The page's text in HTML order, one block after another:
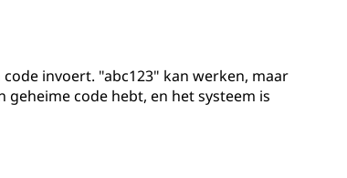
invoert. "abc123" kan werken, maar
geheime code hebt, en het systeem is